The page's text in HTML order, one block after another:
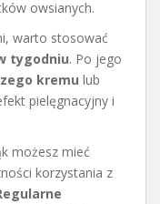
owsianych.
warto stosować
tygodniu. Po jego
kremu lub
pielęgnacyjny i
możesz mieć
korzystania z